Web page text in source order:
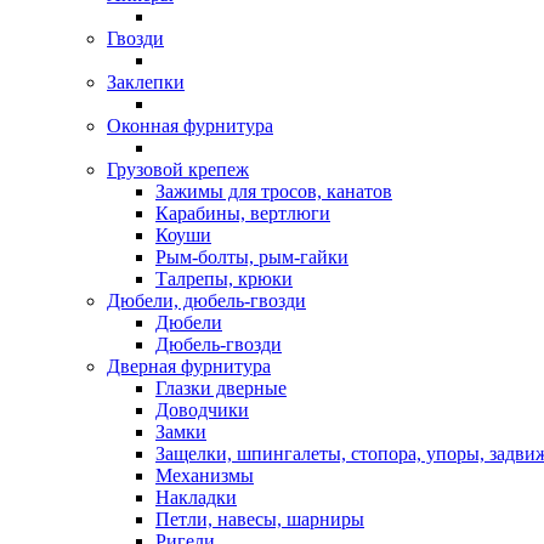
Гвозди
Заклепки
Оконная фурнитура
Грузовой крепеж
Зажимы для тросов, канатов
Карабины, вертлюги
Коуши
Рым-болты, рым-гайки
Талрепы, крюки
Дюбели, дюбель-гвозди
Дюбели
Дюбель-гвозди
Дверная фурнитура
Глазки дверные
Доводчики
Замки
Защелки, шпингалеты, стопора, упоры,
Механизмы
Накладки
Петли, навесы, шарниры